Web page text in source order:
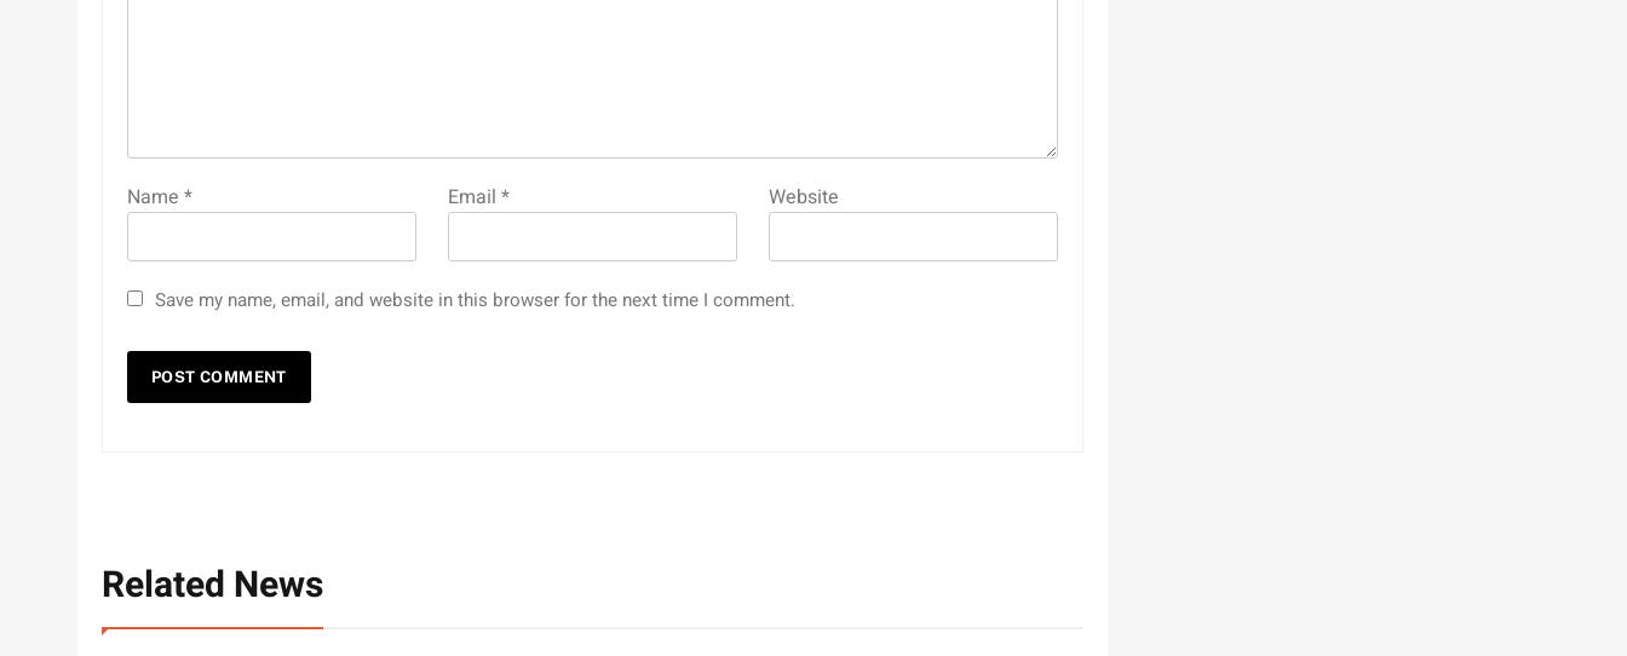
Name * Email* Website
Save my name, email, and website in this browser for the next time I comment.
Related News